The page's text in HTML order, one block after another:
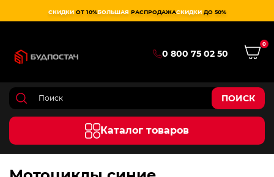
СКИДКИ ОТ 10%БОЛЬШАЯ РАСПРОДАЖАСКИДКИ ДО 50%
0 800 75 02 50
0
ПОИСК
Каталог товаров